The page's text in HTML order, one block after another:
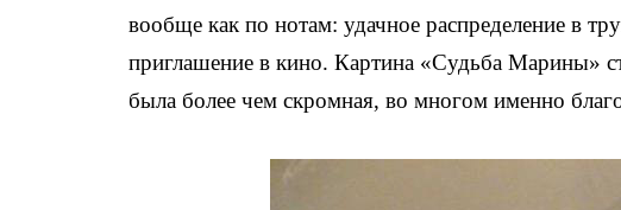
вообще как по нотам: удачное распределение в
приглашение в кино. Картина «Судьба Марины»
была более чем скромная, во многом именно